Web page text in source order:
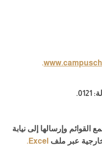
.
:
0121
.
وإرسالها إلى نيابة
عبر ملف Excel
.